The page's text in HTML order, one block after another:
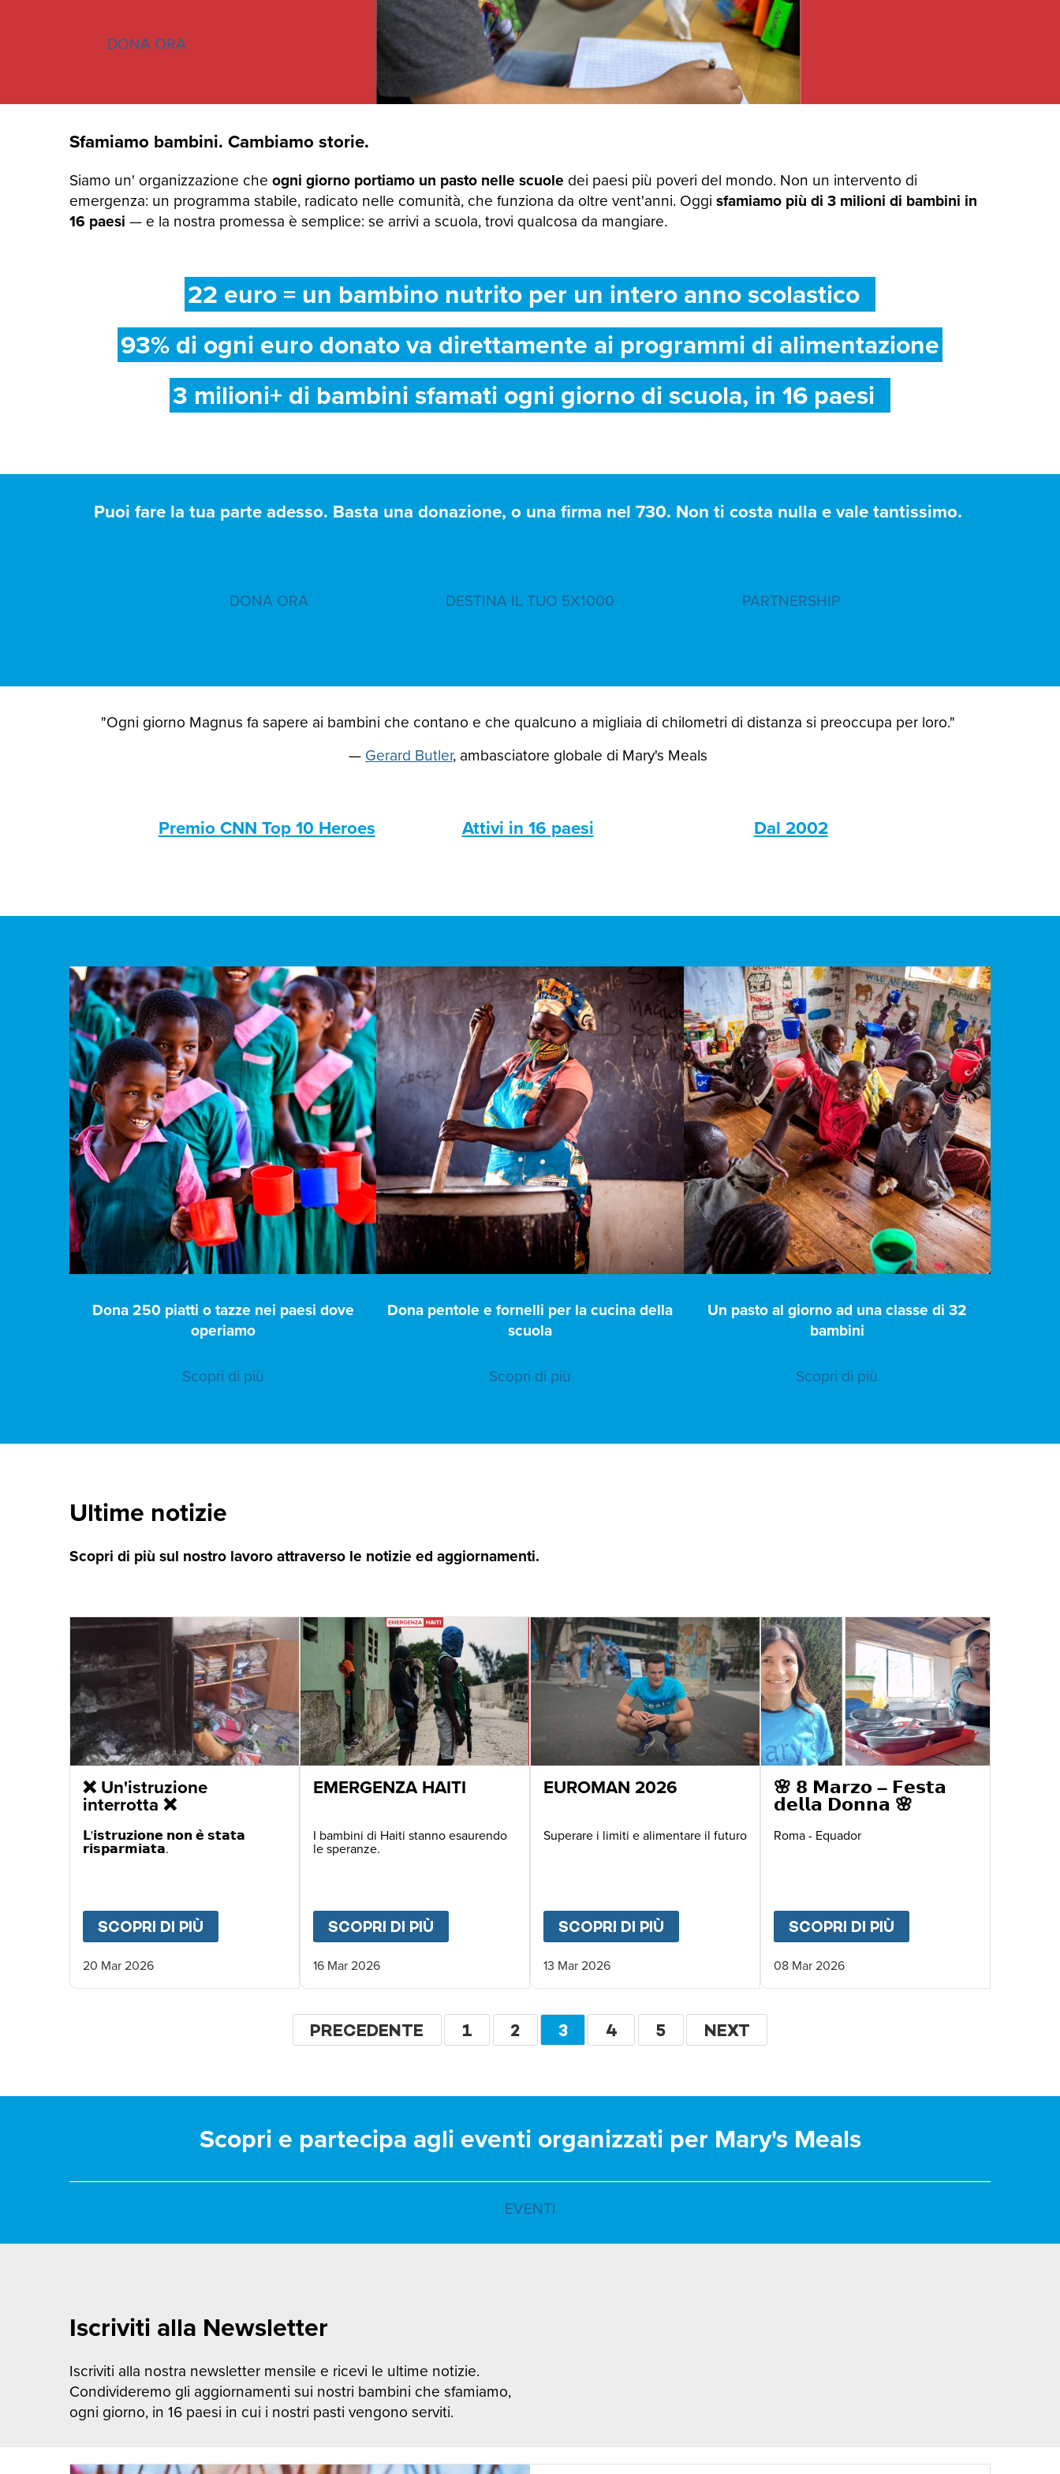
DONA ORA
Sfamiamo bambini. Cambiamo storie.
Siamo un' organizzazione che ogni giorno portiamo un pasto nelle scuole dei paesi più poveri del mondo. Non un intervento di
emergenza: un programma stabile, radicato nelle comunità, che funziona da oltre vent'anni. Oggi sfamiamo più di 3 milioni di bambini in
16 paesi — e la nostra promessa è semplice: se arrivi a scuola, trovi qualcosa da mangiare.
22 euro = un bambino nutrito per un intero anno scolastico
93% di ogni euro donato va direttamente ai programmi di alimentazione
3 milioni+ di bambini sfamati ogni giorno di scuola, in 16 paesi
Puoi fare la tua parte adesso. Basta una donazione, o una firma nel 730. Non ti costa nulla e vale tantissimo.
DONA ORA DESTINA IL TUO 5X1000 PARTNERSHIP
"Ogni giorno Magnus fa sapere ai bambini che contano e che qualcuno a migliaia di chilometri di distanza si preoccupa per loro."
— Gerard Butler, ambasciatore globale di Mary's Meals
Premio CNN Top 10 Heroes Attivi in 16 paesi Dal 2002
Dona 250 piatti o tazze nei paesi dove
operiamo
Scopri di più
Dona pentole e fornelli per la cucina della
scuola
Scopri di più
Un pasto al giorno ad una classe di 32
bambini
Scopri di più
Ultime notizie
Scopri di più sul nostro lavoro attraverso le notizie ed aggiornamenti.
❌ Un'istruzione
interrotta ❌
𝗟'𝗶𝘀𝘁𝗿𝘂𝘇𝗶𝗼𝗻𝗲 𝗻𝗼𝗻 𝗲̀ 𝘀𝘁𝗮𝘁𝗮
𝗿𝗶𝘀𝗽𝗮𝗿𝗺𝗶𝗮𝘁𝗮.
SCOPRI DI PIÙ ❌ UN'ISTRUZIONE INTERROTTA ❌
20 Mar 2026
EMERGENZA HAITI
I bambini di Haiti stanno esaurendo
le speranze.
SCOPRI DI PIÙ EMERGENZA HAITI
16 Mar 2026
EUROMAN 2026
Superare i limiti e alimentare il futuro
SCOPRI DI PIÙ EUROMAN 2026
13 Mar 2026
🌸 𝟴 𝗠𝗮𝗿𝘇𝗼 – 𝗙𝗲𝘀𝘁𝗮
𝗱𝗲𝗹𝗹𝗮 𝗗𝗼𝗻𝗻𝗮 🌸
Roma - Equador
SCOPRI DI PIÙ
08 Mar 2026
Paginazione
PAGINA
PRECEDENTE PAGINA
1 PAGINA
2
PAGINA
3 PAGINA
4 PAGINA
5
PAGINA
NEXT
Scopri e partecipa agli eventi organizzati per Mary's Meals
EVENTI
Iscriviti alla Newsletter
Iscriviti alla nostra newsletter mensile e ricevi le ultime notizie.
Condivideremo gli aggiornamenti sui nostri bambini che sfamiamo,
ogni giorno, in 16 paesi in cui i nostri pasti vengono serviti.